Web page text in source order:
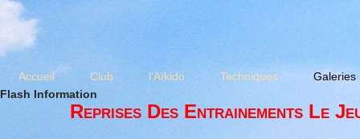
Accueil Club l'Aïkido Techniques
Galeries
Flash Information
Reprises Des Entrainements Le